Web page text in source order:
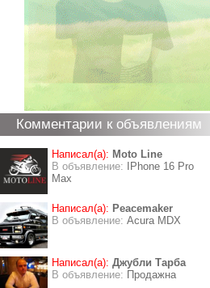
Комментарии к объявлениям
Написал(а): Moto Line
В объявление:
IPhone 16 Pro
Max
Написал(а): Peacemaker
В объявление: Acura MDX
Написал(а): Джубли Тарба
В объявление: Продажна